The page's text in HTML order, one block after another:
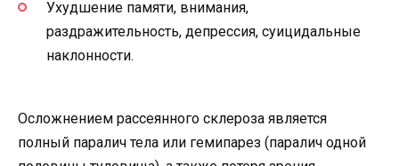
Ухудшение памяти, внимания,
раздражительность, депрессия, суицидальные
наклонности.
Осложнением рассеянного склероза является
полный паралич тела или гемипарез (паралич одной